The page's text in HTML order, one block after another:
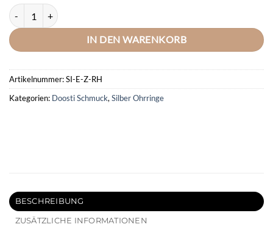
DOOSTI Damen Ohrstecker 925/- Silber rhodiniert Menge
IN DEN WARENKORB
Artikelnummer:SI-E-Z-RH
Kategorien: Doosti Schmuck, Silber Ohrringe
BESCHREIBUNG
ZUSÄTZLICHE INFORMATIONEN